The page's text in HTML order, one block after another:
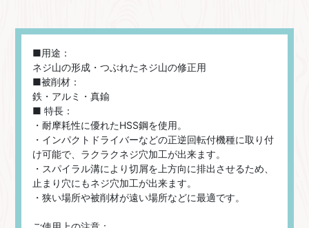
■用途：
ネジ山の形成・つぶれたネジ山の修正用
■被削材：
鉄・アルミ・真鍮
■ 特長：
・耐摩耗性に優れたHSS鋼を使用。
・インパクトドライバーなどの正逆回転付機種に取り付
け可能で、ラクラクネジ穴加工が出来ます。
・スパイラル溝により切屑を上方向に排出させるため、
止まり穴にもネジ穴加工が出来ます。
・狭い場所や被削材が遠い場所などに最適です。